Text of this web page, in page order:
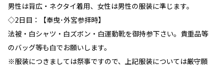
男性は背広・ネクタイ着用、女性は男性の服装に準じます。
◇2日目：【奉曳･外宮参拝時】
法被・白シャツ・白ズボン・白運動靴を御持参下さい。貴重品等
のバッグ等も白でお願いします。
※服装につきましては祭事ですので、上記服装については厳守願